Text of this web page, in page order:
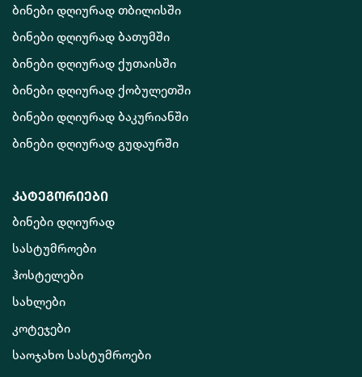
ბინები დღიურად თბილისში
ბინები დღიურად ბათუმში
ბინები დღიურად ქუთაისში
ბინები დღიურად ქობულეთში
ბინები დღიურად ბაკურიანში
ბინები დღიურად გუდაურში
კატეგორიები
ბინები დღიურად
სასტუმროები
ჰოსტელები
სახლები
კოტეჯები
საოჯახო სასტუმროები